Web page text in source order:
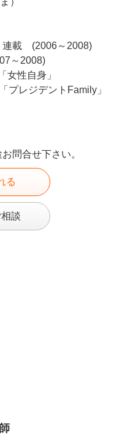
連載 (2006～2008)
～2008)
女性自身」
プレジデントFamily」
問合せ下さい。
る
談